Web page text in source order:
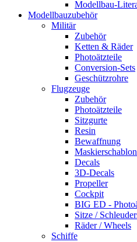
Modellbau-
Modellbauzubehör
Militär
Zubehör
Ketten & Räder
Photoätzteile
Conversion-Sets
Geschützrohre
Flugzeuge
Zubehör
Photoätzteile
Sitzgurte
Resin
Bewaffnung
Decals
3D-Decals
Propeller
Cockpit
BIG ED -
Sitze /
Räder / Wheels
Schiffe